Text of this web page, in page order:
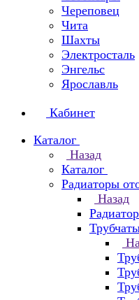
Череповец
Чита
Шахты
Электросталь
Энгельс
Ярославль
Кабинет
Каталог
Назад
Каталог
Радиаторы
Назад